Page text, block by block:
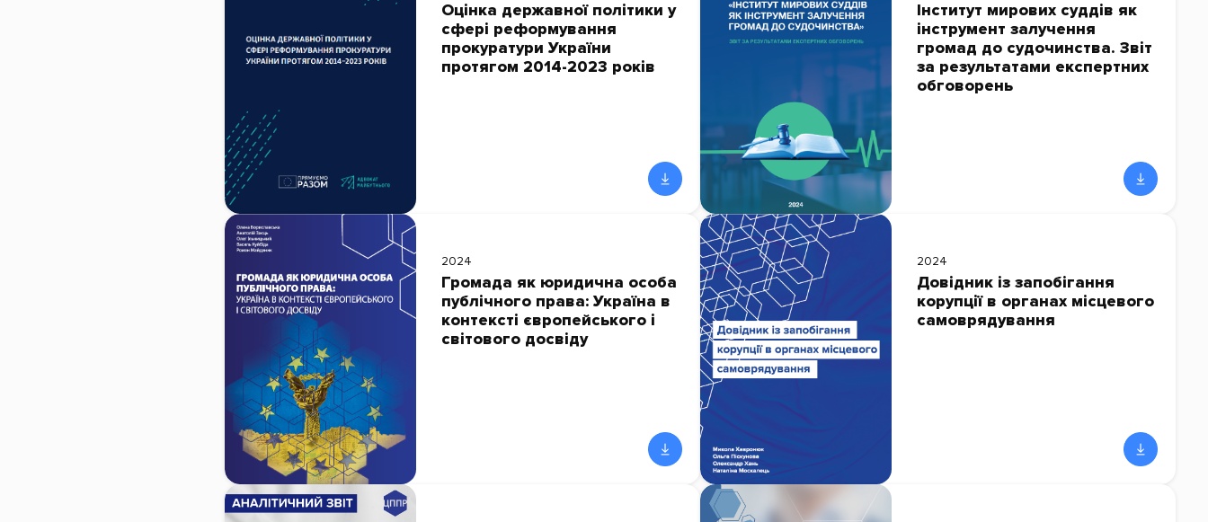
Оцінка державної політики у
сфері реформування
прокуратури України
протягом 2014-2023 років
Інститут мирових суддів як
інструмент залучення
громад до судочинства. Звіт
за результатами експертних
обговорень
2024
Громада як юридична особа
публічного права: Україна в
контексті європейського і
світового досвіду
2024
Довідник із запобігання
корупції в органах місцевого
самоврядування